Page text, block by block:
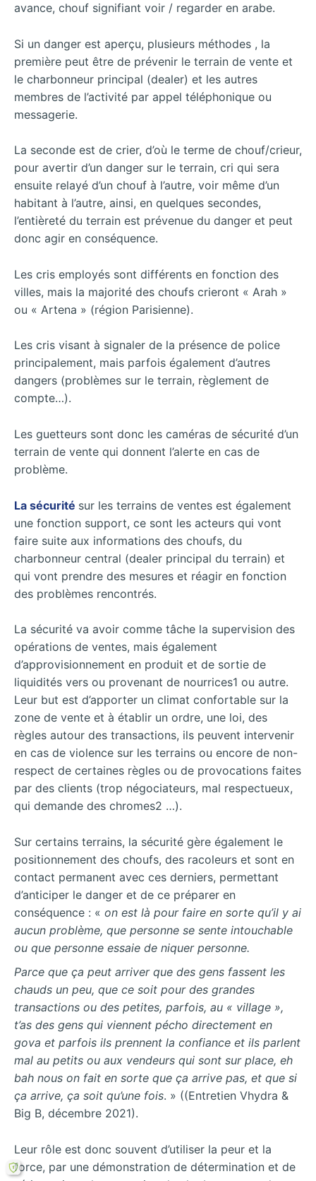
avance, chouf signifiant voir / regarder en arabe.
Si un danger est aperçu, plusieurs méthodes , la
première peut être de prévenir le terrain de vente et
le charbonneur principal (dealer) et les autres
membres de l’activité par appel téléphonique ou
messagerie.
La seconde est de crier, d’où le terme de chouf/crieur,
pour avertir d’un danger sur le terrain, cri qui sera
ensuite relayé d’un chouf à l’autre, voir même d’un
habitant à l’autre, ainsi, en quelques secondes,
l’entièreté du terrain est prévenue du danger et peut
donc agir en conséquence.
Les cris employés sont différents en fonction des
villes, mais la majorité des choufs crieront « Arah »
ou « Artena » (région Parisienne).
Les cris visant à signaler de la présence de police
principalement, mais parfois également d’autres
dangers (problèmes sur le terrain, règlement de
compte…).
Les guetteurs sont donc les caméras de sécurité d’un
terrain de vente qui donnent l’alerte en cas de
problème.
La sécurité sur les terrains de ventes est également
une fonction support, ce sont les acteurs qui vont
faire suite aux informations des choufs, du
charbonneur central (dealer principal du terrain) et
qui vont prendre des mesures et réagir en fonction
des problèmes rencontrés.
La sécurité va avoir comme tâche la supervision des
opérations de ventes, mais également
d’approvisionnement en produit et de sortie de
liquidités vers ou provenant de nourrices1 ou autre.
Leur but est d’apporter un climat confortable sur la
zone de vente et à établir un ordre, une loi, des
règles autour des transactions, ils peuvent intervenir
en cas de violence sur les terrains ou encore de non-
respect de certaines règles ou de provocations faites
par des clients (trop négociateurs, mal respectueux,
qui demande des chromes2 …).
Sur certains terrains, la sécurité gère également le
positionnement des choufs, des racoleurs et sont en
contact permanent avec ces derniers, permettant
d’anticiper le danger et de ce préparer en
conséquence : « on est là pour faire en sorte qu’il y ai
aucun problème, que personne se sente intouchable
ou que personne essaie de niquer personne.
Parce que ça peut arriver que des gens fassent les
chauds un peu, que ce soit pour des grandes
transactions ou des petites, parfois, au « village »,
t’as des gens qui viennent pécho directement en
gova et parfois ils prennent la confiance et ils parlent
mal au petits ou aux vendeurs qui sont sur place, eh
bah nous on fait en sorte que ça arrive pas, et que si
ça arrive, ça soit qu’une fois. » ((Entretien Vhydra &
Big B, décembre 2021).
Leur rôle est donc souvent d’utiliser la peur et la
force, par une démonstration de détermination et de